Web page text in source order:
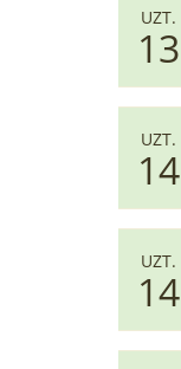
UZT.
13
UZT.
14
UZT.
14